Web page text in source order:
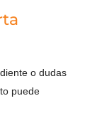
o dudas
puede